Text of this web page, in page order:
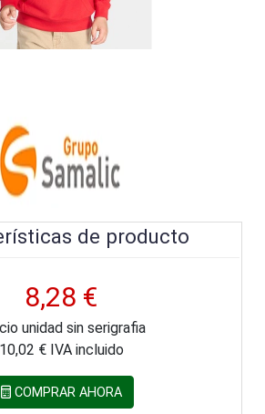
de producto
8,28 €
unidad sin serigrafia
10,02 € IVA incluido
COMPRAR AHORA